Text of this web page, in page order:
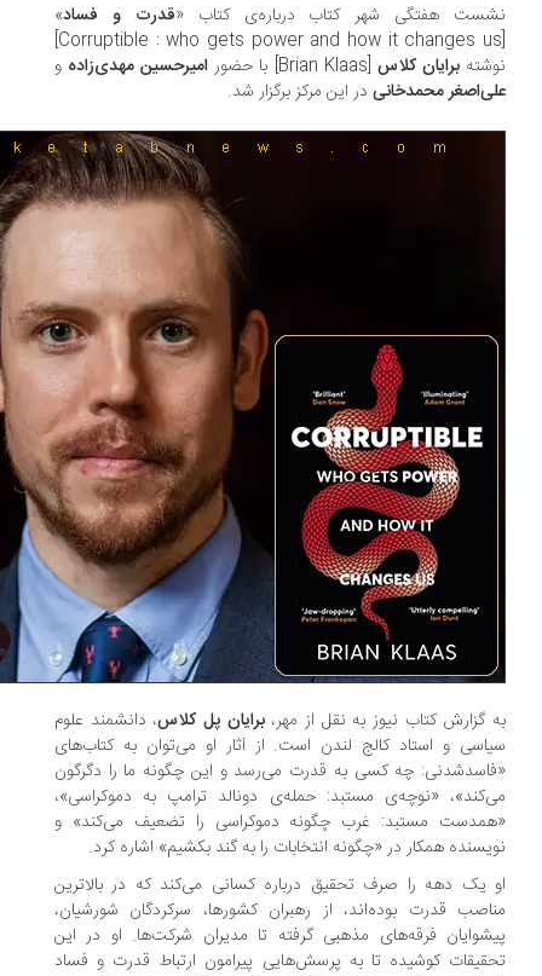
هفتگی شهر کتاب درباره‌ی کتاب «قدرت و فساد
[Corruptible : who gets power and how it changes us]
برایان کلاس[Brian Klaas] با حضور امیرحسین مهدی‌زادهو
محمدخانیدر این مرکز برگزار شد.
گزارش کتاب نیوز به نقل از مهر،برایان پل کلاس، دانشمند علوم
و استاد کالج لندن است. از آثار او می‌توان به کتاب‌های
چه کسی به قدرت می‌رسد و این چگونه ما را دگرگون
«نوچه‌ی مستبد: حمله‌ی دونالد ترامپ به دموکراسی»،
مستبد: غرب چگونه دموکراسی را تضعیف می‌کند» و
همکار در «چگونه انتخابات را به گند بکشیم» اشاره کرد.
یک دهه را صرف تحقیق درباره کسانی می‌کند که در بالاترین
قدرت بوده‌اند، از رهبران کشورها، سرکردگان شورشیان،
فرقه‌های مذهبی گرفته تا مدیران شرکت‌ها. او در این
کوشیده تا به پرسش‌هایی پیرامون ارتباط قدرت و فساد